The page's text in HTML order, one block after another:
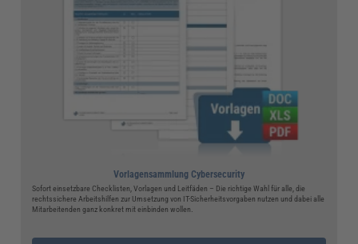
Vorlagensammlung Cybersecurity
Sofort einsetzbare Checklisten, Vorlagen und Leitfäden – Die richtige Wahl für alle, die
rechtssichere Arbeitshilfen zur Umsetzung von IT-Sicherheitsvorgaben nutzen und dabei alle
Mitarbeitenden ganz konkret mit einbinden wollen.